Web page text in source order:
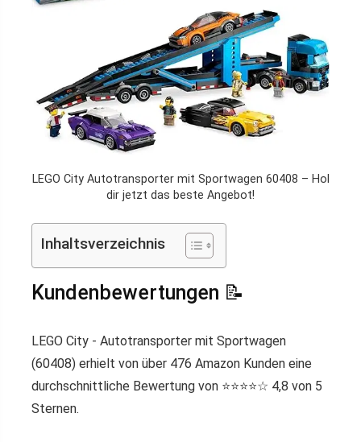
LEGO City Autotransporter mit Sportwagen 60408 – Hol
dir jetzt das beste Angebot!
Inhaltsverzeichnis
Kundenbewertungen 📝
LEGO City - Autotransporter mit Sportwagen
(60408) erhielt von über 476 Amazon Kunden eine
durchschnittliche Bewertung von ⭐️⭐️⭐️⭐️☆ 4,8 von 5
Sternen.